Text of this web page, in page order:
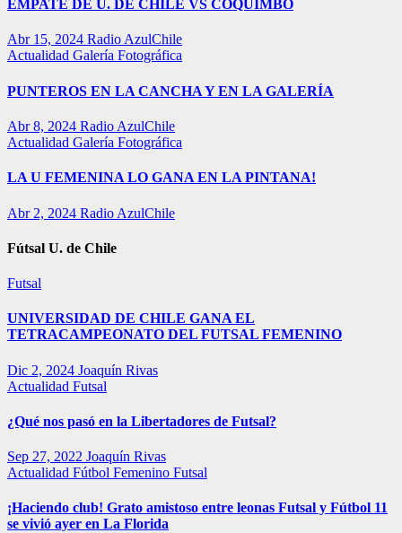
EMPATE DE U. DE CHILE VS COQUIMBO
Abr 15, 2024 Radio AzulChile
Actualidad Galería Fotográfica
PUNTEROS EN LA CANCHA Y EN LA GALERÍA
Abr 8, 2024 Radio AzulChile
Actualidad Galería Fotográfica
LA U FEMENINA LO GANA EN LA PINTANA!
Abr 2, 2024 Radio AzulChile
Fútsal U. de Chile
Futsal
UNIVERSIDAD DE CHILE GANA EL
TETRACAMPEONATO DEL FUTSAL FEMENINO
Dic 2, 2024 Joaquín Rivas
Actualidad Futsal
¿Qué nos pasó en la Libertadores de Futsal?
Sep 27, 2022 Joaquín Rivas
Actualidad Fútbol Femenino Futsal
¡Haciendo club! Grato amistoso entre leonas Futsal y Fútbol 11
se vivió ayer en La Florida